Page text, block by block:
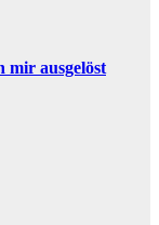
mir ausgelöst